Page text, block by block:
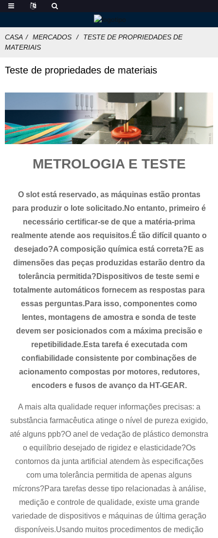
CASA MERCADOS
TESTE DE PROPRIEDADES DE
MATERIAIS
Teste de propriedades de materiais
METROLOGIA E TESTE
O slot está reservado, as máquinas estão prontas
para produzir o lote solicitado.No entanto, primeiro é
necessário certificar-se de que a matéria-prima
realmente atende aos requisitos.É tão difícil quanto o
desejado?A composição química está correta?E as
dimensões das peças produzidas estarão dentro da
tolerância permitida?Dispositivos de teste semi e
totalmente automáticos fornecem as respostas para
essas perguntas.Para isso, componentes como
lentes, montagens de amostra e sonda de teste
devem ser posicionados com a máxima precisão e
repetibilidade.Esta tarefa é executada com
confiabilidade consistente por combinações de
acionamento compostas por motores, redutores,
encoders e fusos de avanço da HT-GEAR.
A mais alta qualidade requer informações precisas: a
substância farmacêutica atinge o nível de pureza exigido,
até alguns ppb?O anel de vedação de plástico demonstra
o equilíbrio desejado de rigidez e elasticidade?Os
contornos da junta artificial atendem às especificações
com uma tolerância permitida de apenas alguns
mícrons?Para tarefas desse tipo relacionadas à análise,
medição e controle de qualidade, existe uma grande
variedade de dispositivos e máquinas de última geração
disponíveis.Usando muitos procedimentos de medição